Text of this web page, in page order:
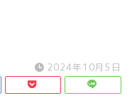
2024年10月5日